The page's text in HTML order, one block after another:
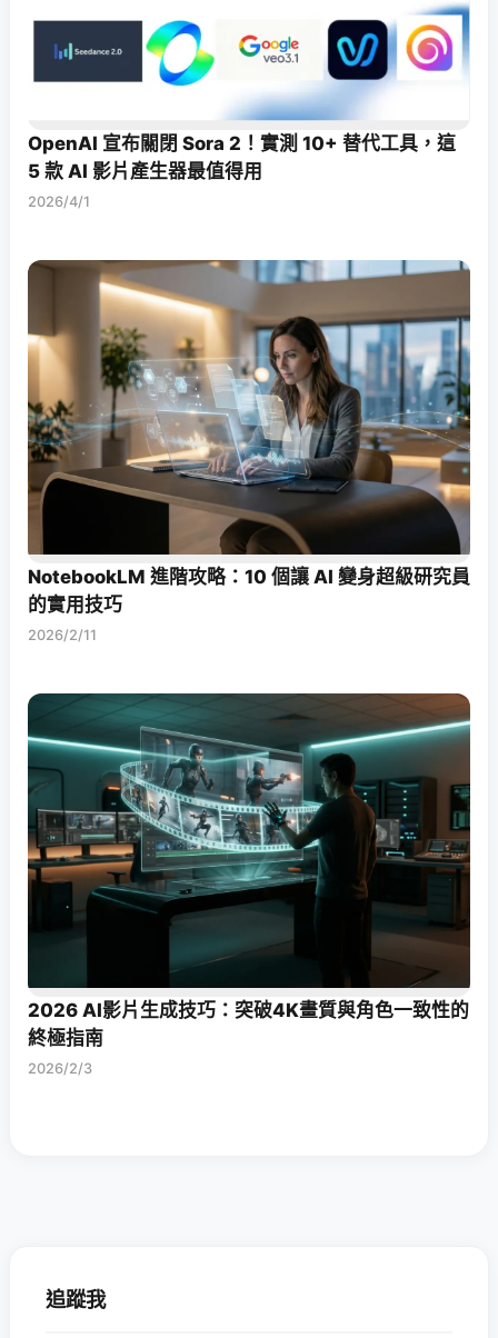
OpenAI 宣布關閉 Sora 2！實測 10+ 替代工具，這
5 款 AI 影片產生器最值得用
2026/4/1
NotebookLM 進階攻略：10 個讓 AI 變身超級研究員
的實用技巧
2026/2/11
2026 AI影片生成技巧：突破4K畫質與角色一致性的
終極指南
2026/2/3
追蹤我